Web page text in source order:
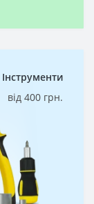
Інструменти
від 400 грн.